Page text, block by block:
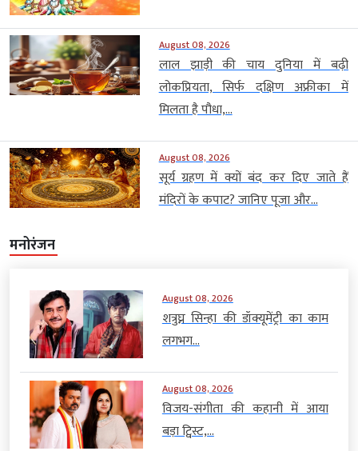
August 08, 2026
लाल झाड़ी की चाय दुनिया में बढ़ी
लोकप्रियता, सिर्फ दक्षिण अफ्रीका में
मिलता है पौधा,...
August 08, 2026
सूर्य ग्रहण में क्यों बंद कर दिए जाते हैं
मंदिरों के कपाट? जानिए पूजा और...
मनोरंजन
August 08, 2026
शत्रुघ्न सिन्हा की डॉक्यूमेंट्री का काम
लगभग...
August 08, 2026
विजय-संगीता की कहानी में आया
बड़ा ट्विस्ट,...